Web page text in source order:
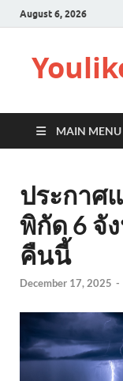
August 6, 2026
MAIN MENU
ประกาศ
พิกัด 6 จั
คืนนี้
December 17, 2025 -